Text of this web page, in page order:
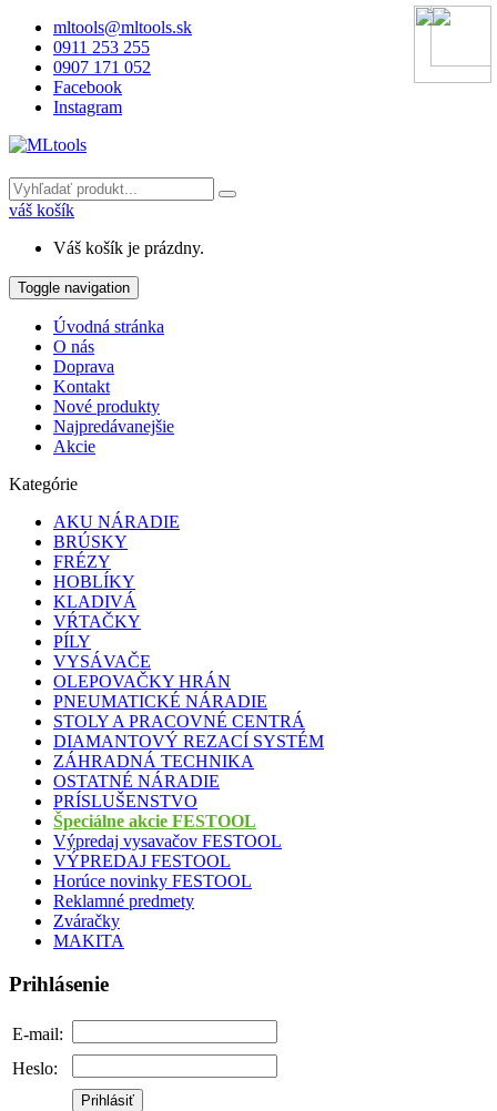
mltools@mltools.sk
0911 253 255
0907 171 052
Facebook
Instagram
váš košík
Váš košík je prázdny.
Toggle navigation
Úvodná stránka
O nás
Doprava
Kontakt
Nové produkty
Najpredávanejšie
Akcie
Kategórie
AKU NÁRADIE
BRÚSKY
FRÉZY
HOBLÍKY
KLADIVÁ
VŔTAČKY
PÍLY
VYSÁVAČE
OLEPOVAČKY HRÁN
PNEUMATICKÉ NÁRADIE
STOLY A PRACOVNÉ CENTRÁ
DIAMANTOVÝ REZACÍ SYSTÉM
ZÁHRADNÁ TECHNIKA
OSTATNÉ NÁRADIE
PRÍSLUŠENSTVO
Špeciálne akcie FESTOOL
Výpredaj vysavačov FESTOOL
VÝPREDAJ FESTOOL
Horúce novinky FESTOOL
Reklamné predmety
Zváračky
MAKITA
Prihlásenie
E-mail:
Heslo:
Prihlásiť